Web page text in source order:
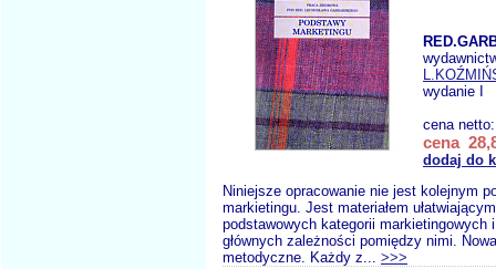
wydanie I
cena
cena
dodaj do
Niniejsze opracowanie nie jest kolejnym
markietingu. Jest materiałem
podstawowych kategorii markietingowych
głównych zależności pomiędzy nimi.
metodyczne. Każdy z... >>>